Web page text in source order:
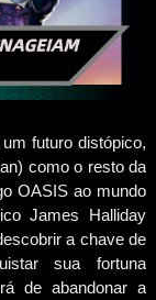
futuro distópico,
como o resto da
OASIS ao mundo
James Halliday
a chave de
sua fortuna
de abandonar a